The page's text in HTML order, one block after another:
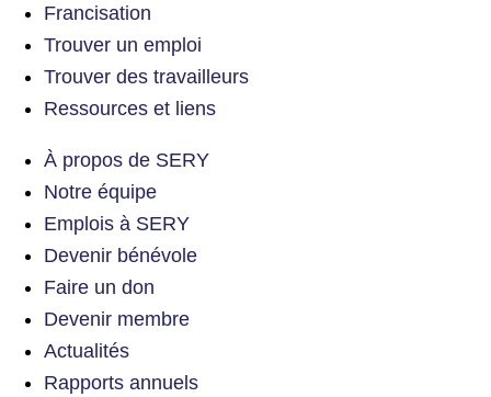
Francisation
Trouver un emploi
Trouver des travailleurs
Ressources et liens
À propos de SERY
Notre équipe
Emplois à SERY
Devenir bénévole
Faire un don
Devenir membre
Actualités
Rapports annuels